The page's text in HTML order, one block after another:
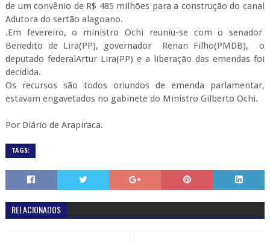
de um convênio de R$ 485 milhões para a construção do canal
Adutora do sertão alagoano.
.Em fevereiro, o ministro Ochi reuniu-se com o senador
Benedito de Lira(PP), governador Renan Filho(PMDB), o
deputado federalArtur Lira(PP) e a liberação das emendas foi
decidida.
Os recursos são todos oriundos de emenda parlamentar,
estavam engavetados no gabinete do Ministro Gilberto Ochi.
Por Diário de Arapiraca.
TAGS:
RELACIONADOS